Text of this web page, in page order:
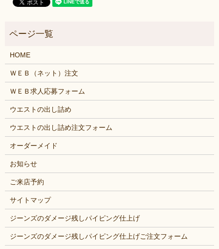
HOME
ＷＥＢ（ネット）注文
ＷＥＢ求人応募フォーム
ウエストの出し詰め
ウエストの出し詰め注文フォーム
オーダーメイド
お知らせ
ご来店予約
サイトマップ
ジーンズのダメージ残しパイピング仕上げ
ジーンズのダメージ残しパイピング仕上げご注文フォーム